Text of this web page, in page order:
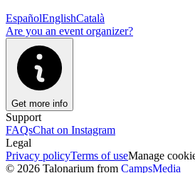
EspañolEnglishCatalà
Are you an event organizer?
Get more info
Support
FAQsChat on Instagram
Legal
Privacy policyTerms of useManage
© 2026 Talonarium from CampsMedia